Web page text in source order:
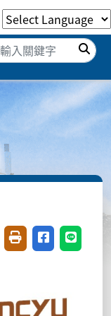
搜
友善列印(開新視窗)
分享至臉書(
分享至